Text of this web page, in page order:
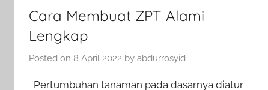
Cara Membuat ZPT Alami
Lengkap
Posted on 8 April 2022 by abdurrosyid
Pertumbuhan tanaman pada dasarnya diatur